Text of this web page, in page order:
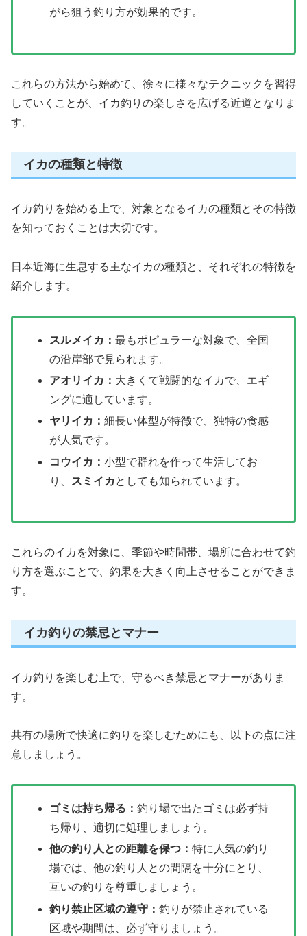
がら狙う釣り方が効果的です。
これらの方法から始めて、徐々に様々なテクニックを習得
していくことが、イカ釣りの楽しさを広げる近道となりま
す。
イカの種類と特徴
イカ釣りを始める上で、対象となるイカの種類とその特徴
を知っておくことは大切です。
日本近海に生息する主なイカの種類と、それぞれの特徴を
紹介します。
スルメイカ：最もポピュラーな対象で、全国
の沿岸部で見られます。
アオリイカ： 大きくて戦闘的なイカで、エギ
ングに適しています。
ヤリイカ：細長い体型が特徴で、独特の食感
が人気です。
コウイカ：小型で群れを作って生活してお
り、
スミイカ としても知られています。
これらのイカを対象に、季節や時間帯、場所に合わせて釣
り方を選ぶことで、釣果を大きく向上させることができま
す。
イカ釣りの禁忌とマナー
イカ釣りを楽しむ上で、守るべき禁忌とマナーがありま
す。
共有の場所で快適に釣りを楽しむためにも、以下の点に注
意しましょう。
ゴミは持ち帰る：釣り場で出たゴミは必ず持
ち帰り、適切に処理しましょう。
他の釣り人との距離を保つ：特に人気の釣り
場では、他の釣り人との間隔を十分にとり、
互いの釣りを尊重しましょう。
釣り禁止区域の遵守：釣りが禁止されている
区域や期間は、必ず守りましょう。